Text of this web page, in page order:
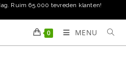
Ruim 65.000 tevreden klanten!
0 MENU